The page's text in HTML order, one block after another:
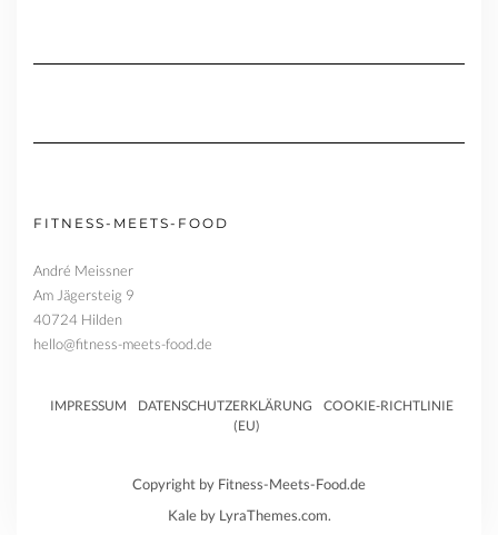
FITNESS-MEETS-FOOD
André Meissner
Am Jägersteig 9
40724 Hilden
hello@fitness-meets-food.de
IMPRESSUM DATENSCHUTZERKLÄRUNG
COOKIE-RICHTLINIE
(EU)
Copyright by Fitness-Meets-Food.de
Kaleby LyraThemes.com.